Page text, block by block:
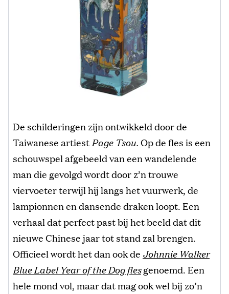
De schilderingen zijn ontwikkeld door de
Taiwanese artiestPage Tsou.Op de fles is een
schouwspel afgebeeld van een wandelende
man die gevolgd wordt door z’n trouwe
viervoeter terwijl hij langs het vuurwerk, de
lampionnen en dansende draken loopt. Een
verhaal dat perfect past bij het beeld dat dit
nieuwe Chinese jaar tot stand zal brengen.
Officieel wordt het dan ook de Johnnie Walker
Blue Label Year of the Dog flesgenoemd. Een
hele mond vol, maar dat mag ook wel bij zo’n